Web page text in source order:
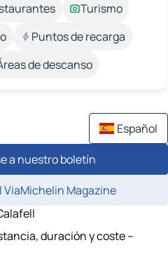
Turismo
Puntos de recarga
de descanso
Español
a nuestro boletín
ViaMichelin Magazine
duración y coste –